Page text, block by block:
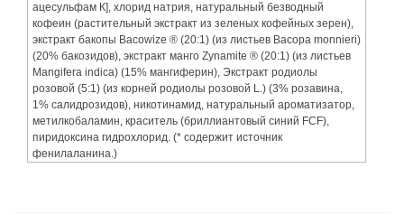
ацесульфам К], хлорид натрия, натуральный безводный
кофеин (растительный экстракт из зеленых кофейных зерен),
экстракт бакопы Bacowize ® (20:1) (из листьев Bacopa monnieri)
(20% бакозидов), экстракт манго Zynamite ® (20:1) (из листьев
Mangifera indica) (15% мангиферин), Экстракт родиолы
розовой (5:1) (из корней родиолы розовой L.) (3% розавина,
1% салидрозидов), никотинамид, натуральный ароматизатор,
метилкобаламин, краситель (бриллиантовый синий FCF),
пиридоксина гидрохлорид. (* содержит источник
фенилаланина.)